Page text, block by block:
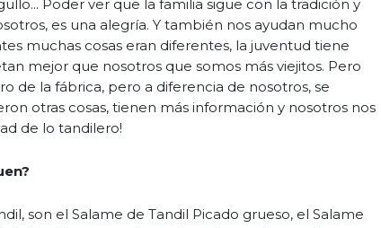
Poder ver que la familia sigue con la tradición y
es una alegría. Y también nos ayudan mucho
muchas cosas eran diferentes, la juventud tiene
mejor que nosotros que somos más viejitos. Pero
de la fábrica, pero a diferencia de nosotros, se
otras cosas, tienen más información y nosotros nos
de lo tandilero!
son el Salame de Tandil Picado grueso, el Salame